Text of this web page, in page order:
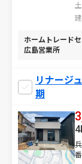
ホームトレード
広島営業所
リナージ
期
番